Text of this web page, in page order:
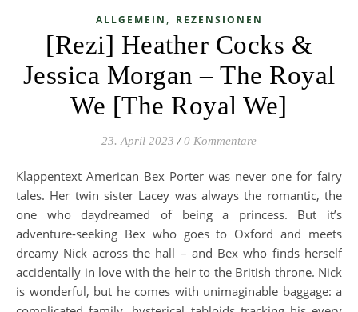
ALLGEMEIN , REZENSIONEN
[Rezi] Heather Cocks &
Jessica Morgan – The Royal
We [The Royal We]
23. April 2023 / 0 Kommentare
Klappentext American Bex Porter was never one for fairy
tales. Her twin sister Lacey was always the romantic, the
one who daydreamed of being a princess. But it’s
adventure-seeking Bex who goes to Oxford and meets
dreamy Nick across the hall – and Bex who finds herself
accidentally in love with the heir to the British throne. Nick
is wonderful, but he comes with unimaginable baggage: a